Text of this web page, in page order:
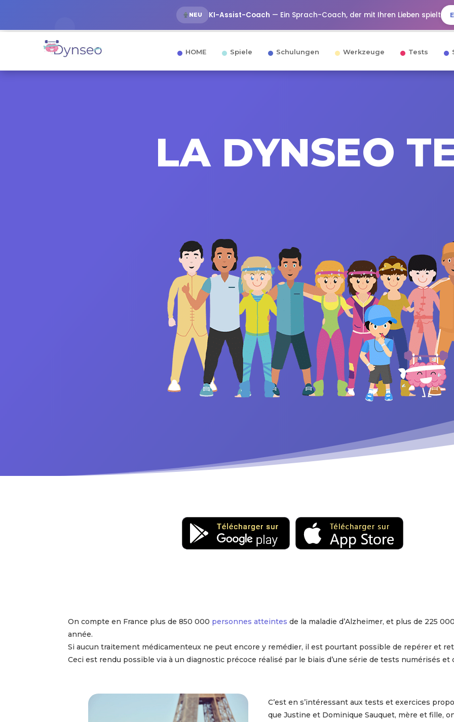
NEU KI-Assist-Coach — Ein Sprach-Coach, der mit Ihren Lieben spielt
HOME Spiele Schulungen Werkzeuge Tests
LA DYNSEO
On compte en France plus de 850 000 personnes atteintes de la maladie d’Alzheimer, et plus de 225
année.
Si aucun traitement médicamenteux ne peut encore y remédier, il est pourtant possible de repérer et
Ceci est rendu possible via à un diagnostic précoce réalisé par le biais d’une série de tests numérisés et
C’est en s’intéressant aux tests et exercices
que Justine et Dominique Sauquet, mère et fille,